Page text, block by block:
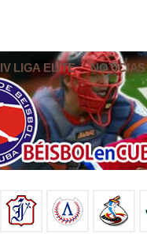
IV LIGA ELITE NOTICIAS